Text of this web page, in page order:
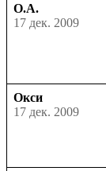
О.А.
17 дек. 2009
Окси
17 дек. 2009